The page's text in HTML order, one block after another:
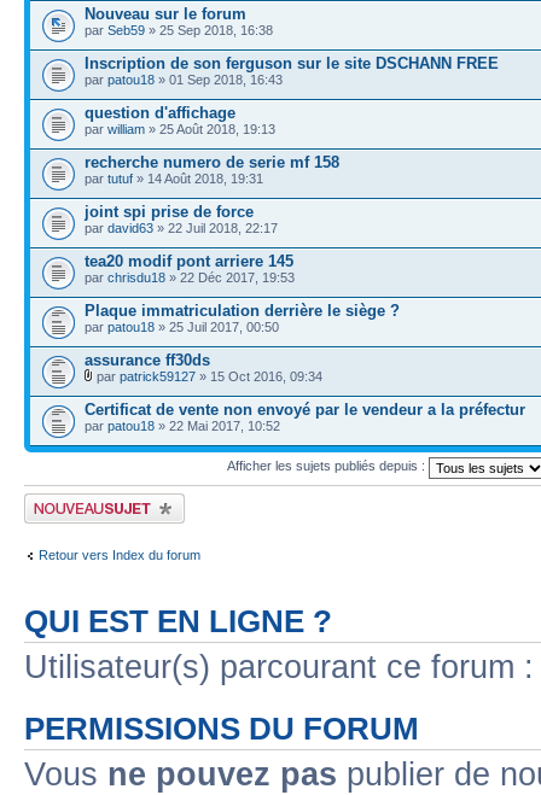
Nouveau sur le forum
par Seb59 » 25 Sep 2018, 16:38
Inscription de son ferguson sur le site DSCHANN FREE
par patou18 » 01 Sep 2018, 16:43
question d'affichage
par william » 25 Août 2018, 19:13
recherche numero de serie mf 158
par tutuf » 14 Août 2018, 19:31
joint spi prise de force
par david63 » 22 Juil 2018, 22:17
tea20 modif pont arriere 145
par chrisdu18 » 22 Déc 2017, 19:53
Plaque immatriculation derrière le siège ?
par patou18 » 25 Juil 2017, 00:50
assurance ff30ds
par patrick59127 » 15 Oct 2016, 09:34
Certificat de vente non envoyé par le vendeur a la préfectur
par patou18 » 22 Mai 2017, 10:52
Afficher les sujets publiés depuis :
Publier un nouveau sujet
Retour vers Index du forum
QUI EST EN LIGNE ?
Utilisateur(s) parcourant ce forum
PERMISSIONS DU FORUM
Vous ne pouvez pas publier de